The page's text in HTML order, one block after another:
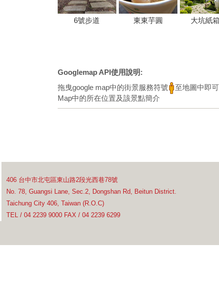
6號步道 東東芋圓 大坑紙
Googlemap API使用說明:
拖曳google map中的街景服務符號
至地圖中即
Map中的所在位置及該景點簡介
406 台中市北屯區東山路2段光西巷78號
No. 78, Guangsi Lane, Sec.2, Dongshan Rd, Beitun District.
Taichung City 406, Taiwan (R.O.C)
TEL / 04 2239 9000 FAX / 04 2239 6299